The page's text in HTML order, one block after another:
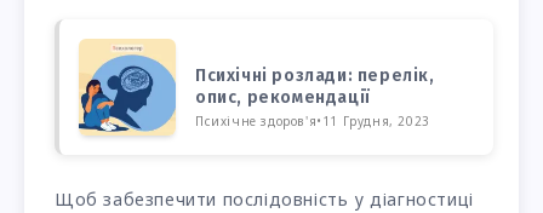
Психічні розлади: перелік,
опис, рекомендації
Психічне здоров'я• 11 Грудня, 2023
Щоб забезпечити послідовність у діагностиці